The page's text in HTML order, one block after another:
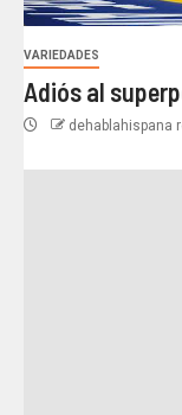
VARIEDADES
Adiós al
dehablahispana